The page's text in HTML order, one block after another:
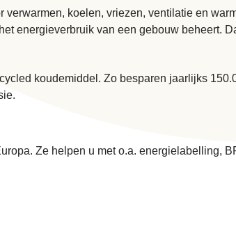
koelen, vriezen, ventilatie en
energieverbruik van een gebouw beheert.
koudemiddel. Zo besparen jaarlijks
Ze helpen u met o.a. energielabelling,